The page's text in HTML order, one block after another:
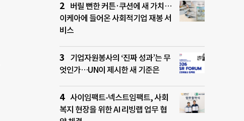
버릴 뻔한 커튼·쿠션에 새 가치…
이케아에 들어온 사회적기업 재봉 서
비스
기업자원봉사의 ‘진짜 성과’는 무
엇인가…UN이 제시한 새 기준은
사이임팩트-넥스트임팩트, 사회
복지 현장을 위한 AI 리빙랩 업무 협